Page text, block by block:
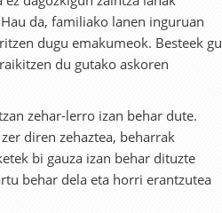
da, familiako lanen inguruan
dugu emakumeok. Besteek gu
du gutako askoren
zehar-lerro izan behar dute.
diren zehaztea, beharrak
bi gauza izan behar dituzte
behar dela eta horri erantzutea